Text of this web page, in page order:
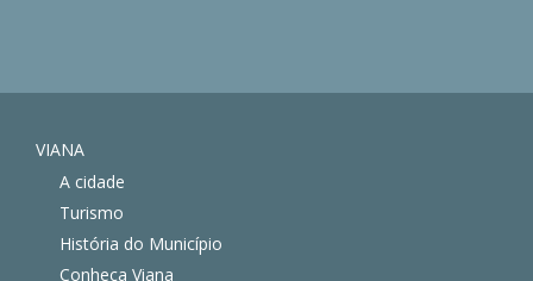
VIANA
A cidade
Turismo
História do Município
Conheça Viana